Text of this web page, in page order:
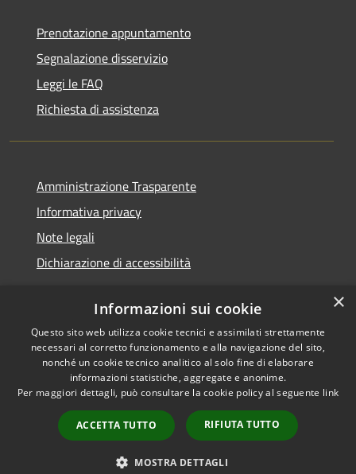
Prenotazione appuntamento
Segnalazione disservizio
Leggi le FAQ
Richiesta di assistenza
Amministrazione Trasparente
Informativa privacy
Note legali
Dichiarazione di accessibilità
RSS
Accessibilità
Cookie
Mappa del sito
Extranet
Copyright © 2026 • Comune di
Castelfranci • Powered by
Municipium•Accesso
redazione
×
Informazioni sui cookie
Questo sito web utilizza cookie tecnici e assimilati strettamente
necessari al corretto funzionamento e alla navigazione del sito,
nonché un cookie tecnico analitico al solo fine di elaborare
informazioni statistiche, aggregate e anonime.
Per maggiori dettagli, può consultare la cookie policy al seguente link
ACCETTA TUTTO RIFIUTA TUTTO
MOSTRA DETTAGLI